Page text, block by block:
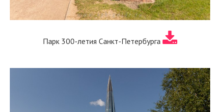
Парк 300-летия Санкт-Петербурга